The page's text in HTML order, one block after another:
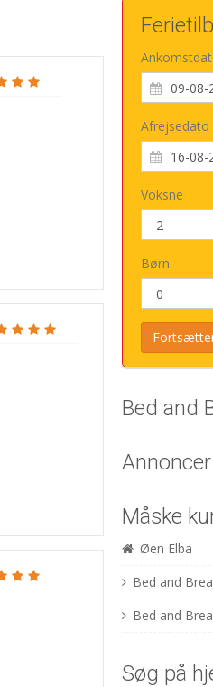
Afrejsedato
Voksne
Børn
Bed and
Annoncer
Måske
Øen Elba
Bed and
Bed and
Søg på